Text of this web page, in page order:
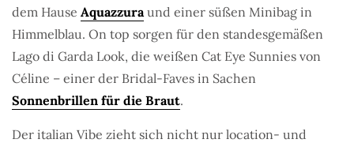
dem Hause Aquazzuraund einer süßen Minibag in
Himmelblau. On top sorgen für den standesgemäßen
Lago di Garda Look, die weißen Cat Eye Sunnies von
Céline – einer der Bridal-Faves in Sachen
Sonnenbrillen für die Braut.
Der italian Vibe zieht sich nicht nur location- und